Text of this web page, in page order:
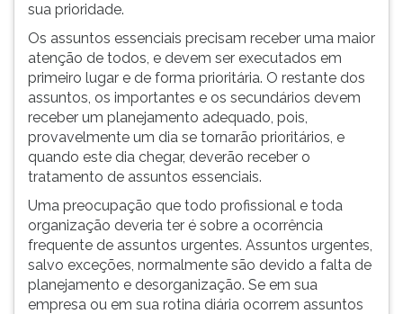
sua prioridade.
Os assuntos essenciais precisam receber uma maior
atenção de todos, e devem ser executados em
primeiro lugar e de forma prioritária. O restante dos
assuntos, os importantes e os secundários devem
receber um planejamento adequado, pois,
provavelmente um dia se tornarão prioritários, e
quando este dia chegar, deverão receber o
tratamento de assuntos essenciais.
Uma preocupação que todo profissional e toda
organização deveria ter é sobre a ocorrência
frequente de assuntos urgentes. Assuntos urgentes,
salvo exceções, normalmente são devido a falta de
planejamento e desorganização. Se em sua
empresa ou em sua rotina diária ocorrem assuntos